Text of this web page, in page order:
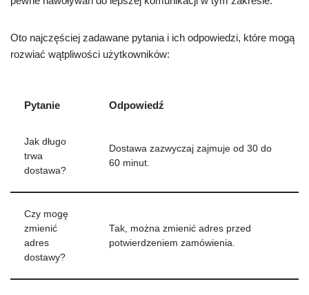
Oto najczęściej zadawane pytania i ich odpowiedzi, które mogą
rozwiać wątpliwości użytkowników:
Pytanie Odpowiedź
Jak długo
trwa
dostawa?
Dostawa zazwyczaj zajmuje od 30 do
60 minut.
Czy mogę
zmienić
adres
dostawy?
Tak, można zmienić adres przed
potwierdzeniem zamówienia.